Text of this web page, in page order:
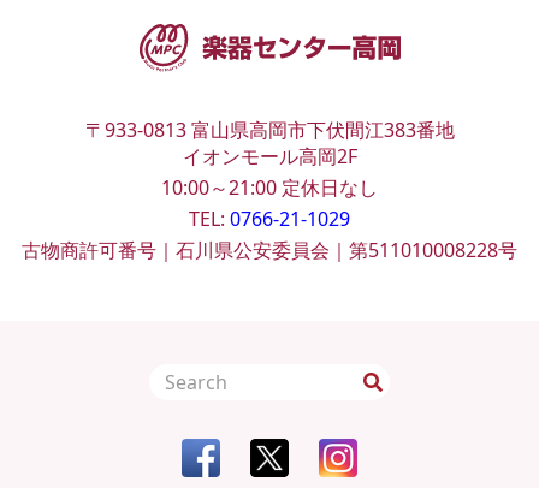
〒933-0813 富山県高岡市下伏間江383番地
イオンモール高岡2F
10:00～21:00 定休日なし
TEL: 0766-21-1029
古物商許可番号｜石川県公安委員会｜第511010008228号